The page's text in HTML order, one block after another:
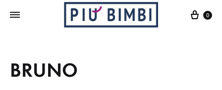
Cart
0
BRUNO